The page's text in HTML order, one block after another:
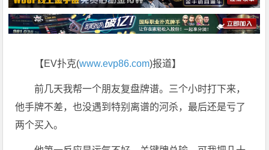
【EV扑克(www.evp86.com)报道】
前几天我帮一个朋友复盘牌谱。三个小时打下来，
他手牌不差，也没遇到特别离谱的河杀，最后还是亏了
两个买入。